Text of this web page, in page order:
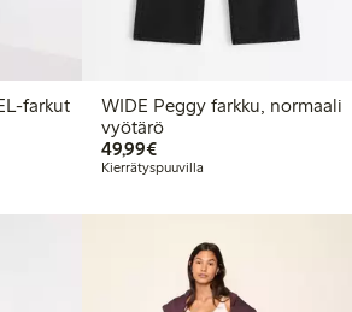
farkut
WIDE Peggy farkku, normaali
vyötärö
49,99€49,99 €
Kierrätyspuuvilla